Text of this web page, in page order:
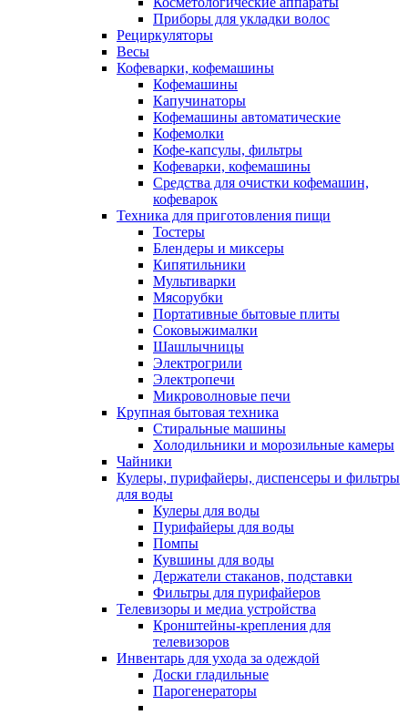
Приборы для укладки волос
Рециркуляторы
Весы
Кофеварки, кофемашины
Кофемашины
Капучинаторы
Кофемашины автоматические
Кофемолки
Кофе-капсулы, фильтры
Кофеварки, кофемашины
Средства для очистки кофемашин,
кофеварок
Техника для приготовления пищи
Тостеры
Блендеры и миксеры
Кипятильники
Мультиварки
Мясорубки
Портативные бытовые плиты
Соковыжималки
Шашлычницы
Электрогрили
Электропечи
Микроволновые печи
Крупная бытовая техника
Стиральные машины
Холодильники и морозильные камеры
Чайники
Кулеры, пурифайеры, диспенсеры и фильтры
для воды
Кулеры для воды
Пурифайеры для воды
Помпы
Кувшины для воды
Держатели стаканов, подставки
Фильтры для пурифайеров
Телевизоры и медиа устройства
Кронштейны-крепления для
телевизоров
Инвентарь для ухода за одеждой
Доски гладильные
Парогенераторы